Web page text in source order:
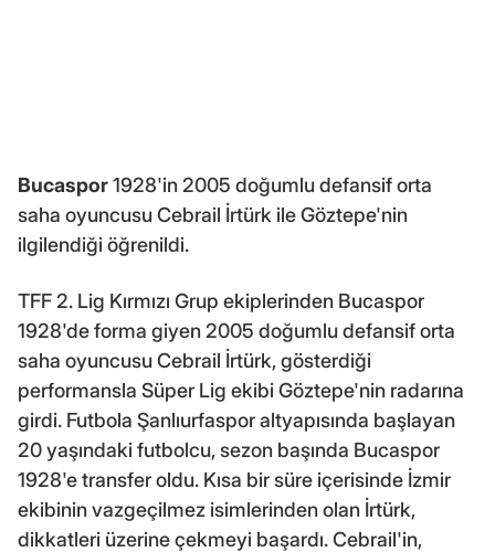
Bucaspor1928'in 2005 doğumlu defansif orta
saha oyuncusu Cebrail İrtürk ile Göztepe'nin
ilgilendiği öğrenildi.
TFF 2. Lig Kırmızı Grup ekiplerinden Bucaspor
1928'de forma giyen 2005 doğumlu defansif orta
saha oyuncusu Cebrail İrtürk, gösterdiği
performansla Süper Lig ekibi Göztepe'nin radarına
girdi. Futbola Şanlıurfaspor altyapısında başlayan
20 yaşındaki futbolcu, sezon başında Bucaspor
1928'e transfer oldu. Kısa bir süre içerisinde İzmir
ekibinin vazgeçilmez isimlerinden olan İrtürk,
dikkatleri üzerine çekmeyi başardı. Cebrail'in,